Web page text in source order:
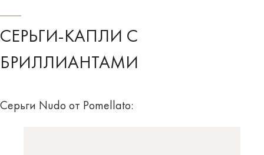
СЕРЬГИ-КАПЛИ С
БРИЛЛИАНТАМИ
Серьги Nudo от Pomellato: